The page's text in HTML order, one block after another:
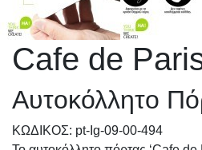
Cafe de
Αυτοκόλλητο
KΩΔΙΚΟΣ: pt-Ig-09-00-494